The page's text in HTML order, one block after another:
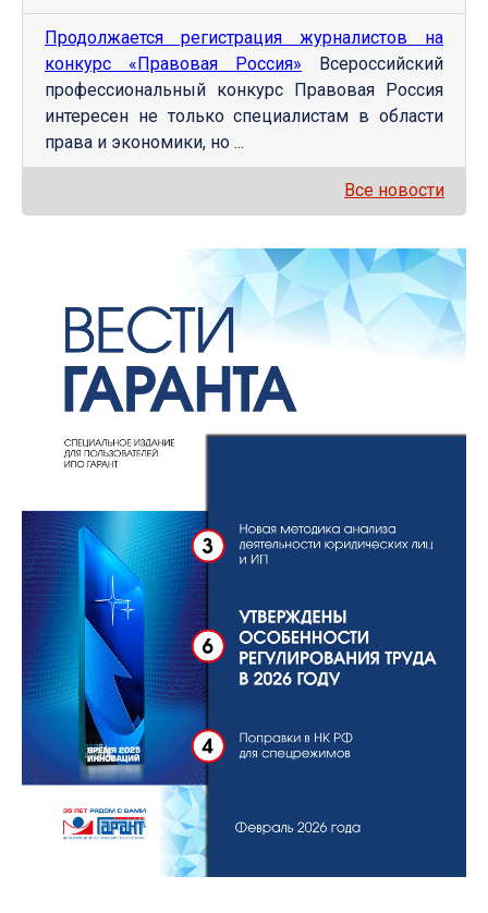
Продолжается регистрация журналистов на
конкурс «Правовая Россия» Всероссийский
профессиональный конкурс Правовая Россия
интересен не только специалистам в области
права и экономики, но ...
Все новости